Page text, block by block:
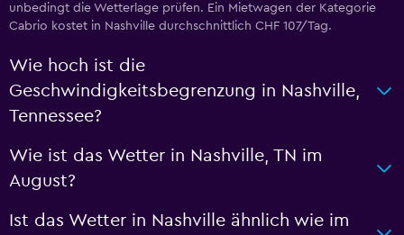
unbedingt die Wetterlage prüfen. Ein Mietwagen der Kategorie
Cabrio kostet in Nashville durchschnittlich CHF 107/Tag.
Wie hoch ist die
Geschwindigkeitsbegrenzung in Nashville,
Tennessee?
Wie ist das Wetter in Nashville, TN im
August?
Ist das Wetter in Nashville ähnlich wie im